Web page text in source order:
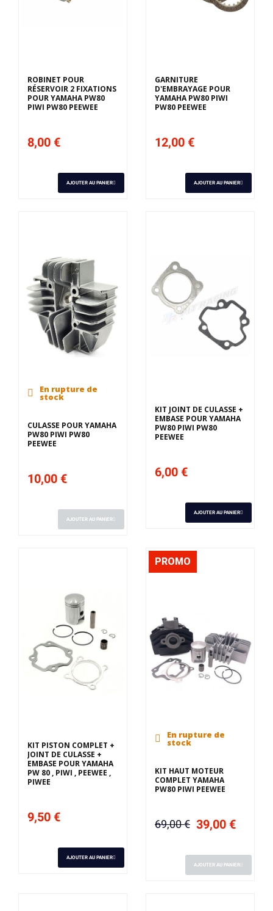
ROBINET POUR
RÉSERVOIR 2 FIXATIONS
POUR YAMAHA PW80
PIWI PW80 PEEWEE
8,00 €
AJOUTER AU PANIER
GARNITURE
D'EMBRAYAGE POUR
YAMAHA PW80 PIWI
PW80 PEEWEE
12,00 €
AJOUTER AU PANIER
En rupture de
stock
CULASSE POUR YAMAHA
PW80 PIWI PW80
PEEWEE
10,00 €
AJOUTER AU PANIER
KIT JOINT DE CULASSE +
EMBASE POUR YAMAHA
PW80 PIWI PW80
PEEWEE
6,00 €
AJOUTER AU PANIER
KIT PISTON COMPLET +
JOINT DE CULASSE +
EMBASE POUR YAMAHA
PW 80 , PIWI , PEEWEE ,
PIWEE
9,50 €
AJOUTER AU PANIER
PROMO
En rupture de
stock
KIT HAUT MOTEUR
COMPLET YAMAHA
PW80 PIWI PEEWEE
69,00 € 39,00 €
AJOUTER AU PANIER